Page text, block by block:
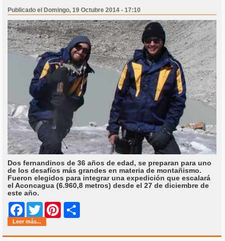
Publicado el Domingo, 19 Octubre 2014 - 17:10
Dos fernandinos de 36 años de edad, se preparan para uno
de los desafíos más grandes en materia de montañismo.
Fueron elegidos para integrar una expedición que escalará
el Aconcagua (6.960,8 metros) desde el 27 de diciembre de
este año.
Facebook
Twitter Pinterest
Leer más...